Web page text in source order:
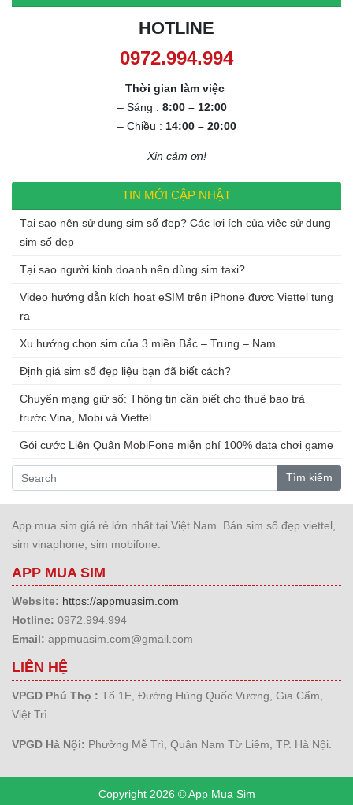
HOTLINE
0972.994.994
Thời gian làm việc
– Sáng : 8:00 – 12:00
– Chiều : 14:00 – 20:00
Xin cảm ơn!
TIN MỚI CẬP NHẬT
Tại sao nên sử dụng sim số đẹp? Các lợi ích của việc sử dụng
sim số đẹp
Tại sao người kinh doanh nên dùng sim taxi?
Video hướng dẫn kích hoạt eSIM trên iPhone được Viettel tung
ra
Xu hướng chọn sim của 3 miền Bắc – Trung – Nam
Định giá sim số đẹp liệu bạn đã biết cách?
Chuyển mạng giữ số: Thông tin cần biết cho thuê bao trả
trước Vina, Mobi và Viettel
Gói cước Liên Quân MobiFone miễn phí 100% data chơi game
Tìm kiếm
App mua sim giá rẻ lớn nhất tại Việt Nam. Bán sim số đẹp viettel,
sim vinaphone, sim mobifone.
APP MUA SIM
Website: https://appmuasim.com
Hotline: 0972.994.994
Email: appmuasim.com@gmail.com
LIÊN HỆ
VPGD Phú Thọ : Tổ 1E, Đường Hùng Quốc Vương, Gia Cẩm,
Việt Trì.
VPGD Hà Nội: Phường Mễ Trì, Quận Nam Từ Liêm, TP. Hà Nội.
Copyright 2026 © App Mua Sim